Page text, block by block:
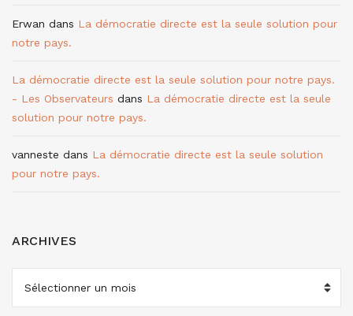
Erwan dans La démocratie directe est la seule solution pour
notre pays.
La démocratie directe est la seule solution pour notre pays.
- Les Observateurs dans La démocratie directe est la seule
solution pour notre pays.
vanneste dans La démocratie directe est la seule solution
pour notre pays.
ARCHIVES
ARCHIVES